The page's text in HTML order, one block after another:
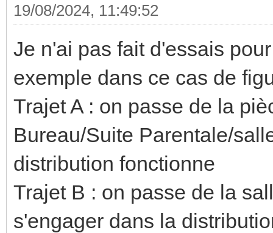
19/08/2024, 11:49:52
Je n'ai pas fait d'essais
exemple dans ce cas de
Trajet A : on passe de la
Bureau/Suite Parentale/
distribution fonctionne
Trajet B : on passe de la
s'engager dans la